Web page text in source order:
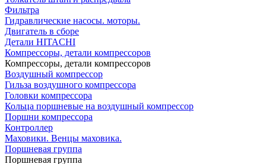
Фильтра
Гидравлические насосы. моторы.
Двигатель в сборе
Детали HITACHI
Компрессоры, детали компрессоров
Компрессоры, детали компрессоров
Воздушный компрессор
Гильза воздушного компрессора
Головки компрессора
Кольца поршневые на воздушный компрессор
Поршни компрессора
Контроллер
Маховики. Венцы маховика.
Поршневая группа
Поршневая группа